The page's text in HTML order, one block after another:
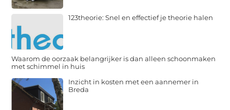
123theorie: Snel en effectief je theorie halen
Waarom de oorzaak belangrijker is dan alleen schoonmaken
met schimmel in huis
Inzicht in kosten met een aannemer in
Breda